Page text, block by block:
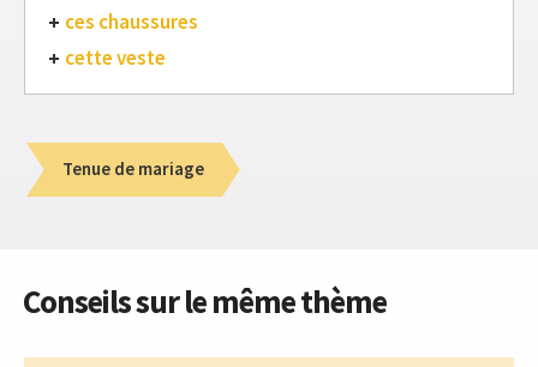
ces chaussures
cette veste
Tenue de mariage
Conseils sur le même thème